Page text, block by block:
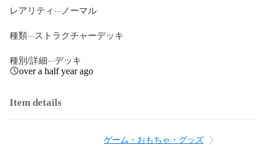
レアリティ···ノーマル
種類···ストラクチャーデッキ
種別/詳細···デッキ
over a half year ago
Item details
ゲーム・おもちゃ・グッズ